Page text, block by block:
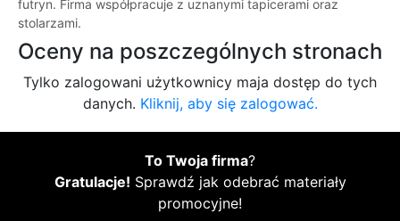
futryn. Firma współpracuje z uznanymi tapicerami oraz
stolarzami.
Oceny na poszczególnych stronach
Tylko zalogowani użytkownicy maja dostęp do tych
danych. Kliknij, aby się zalogować.
To Twoja firma?
Gratulacje! Sprawdź jak odebrać materiały
promocyjne!